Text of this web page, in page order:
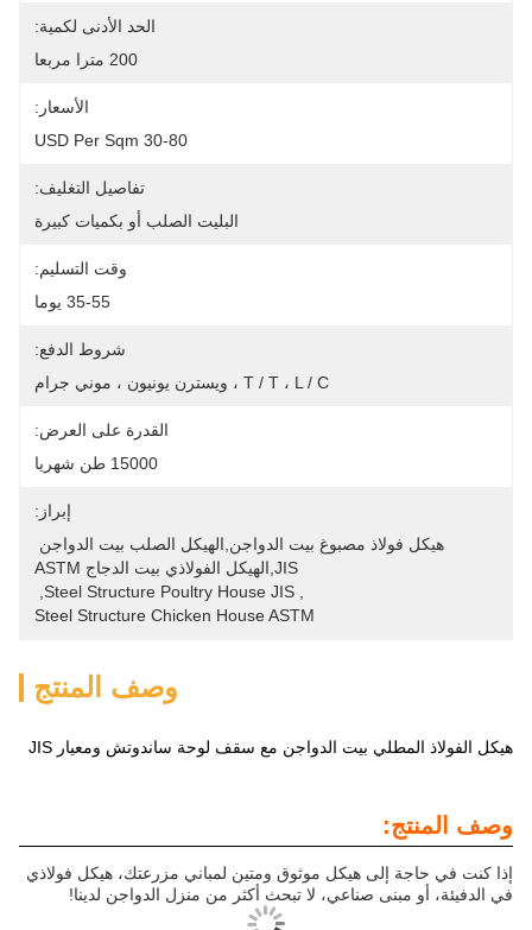
الحد الأدنى لكمية:
200 مترا مربعا
الأسعار:
30-80 USD Per Sqm
تفاصيل التغليف:
البليت الصلب أو بكميات كبيرة
وقت التسليم:
35-55 يوما
شروط الدفع:
T / T ، L / C ، ويسترن يونيون ، موني جرام
القدرة على العرض:
15000 طن شهريا
إبراز:
JIS,الهيكل الفولاذي بيت الدجاج ASTM
Steel Structure Poultry House JIS
Steel Structure Chicken House ASTM
وصف المنتج
هيكل الفولاذ المطلي بيت الدواجن مع سقف لوحة ساندوتش ومعيار JIS
وصف المنتج:
إذا كنت في حاجة إلى هيكل موثوق ومتين لمباني مزرعتك، هيكل فولاذي
في الدفيئة، أو مبنى صناعي، لا تبحث أكثر من منزل الدواجن لدينا!